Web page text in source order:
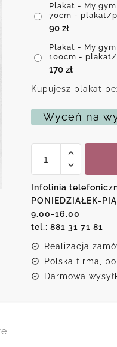
Plakat - My
70cm - plakat/
90 zł
Plakat - My
100cm -
170 zł
Kupujesz plakat
Wyceń na
Plakat
gym
shoes
are
hotter
than
yours!
Infolinia
PONIEDZIAŁEK-
9.00-16.00
tel.: 881 31 71 81
Realizacja
Polska firma,
Darmowa